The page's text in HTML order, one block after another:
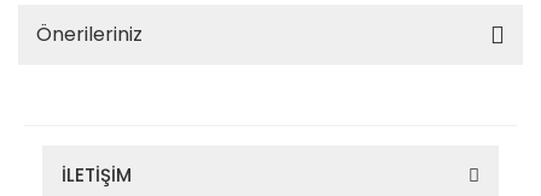
Önerileriniz
İLETİŞİM